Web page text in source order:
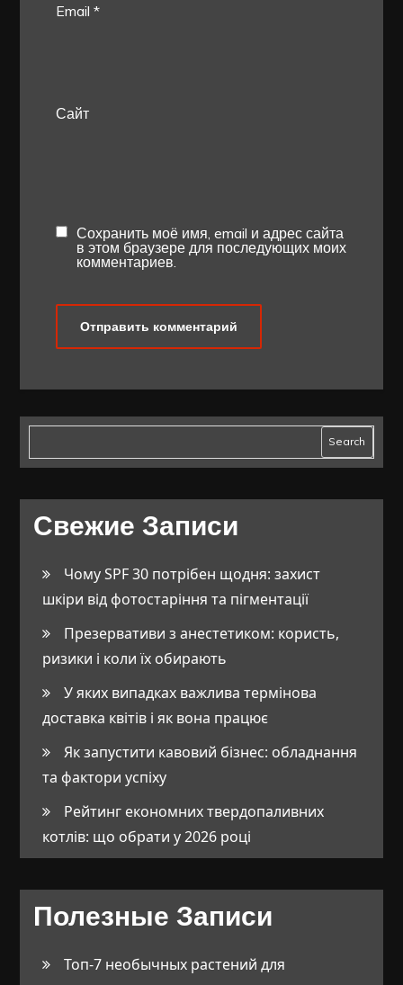
Email*
Сайт
Сохранить моё имя, email и адрес сайта
в этом браузере для последующих моих
комментариев.
Search
Свежие Записи
Чому SPF 30 потрібен щодня: захист
шкіри від фотостаріння та пігментації
Презервативи з анестетиком: користь,
ризики і коли їх обирають
У яких випадках важлива термінова
доставка квітів і як вона працює
Як запустити кавовий бізнес: обладнання
та фактори успіху
Рейтинг економних твердопаливних
котлів: що обрати у 2026 році
Полезные Записи
Топ-7 необычных растений для